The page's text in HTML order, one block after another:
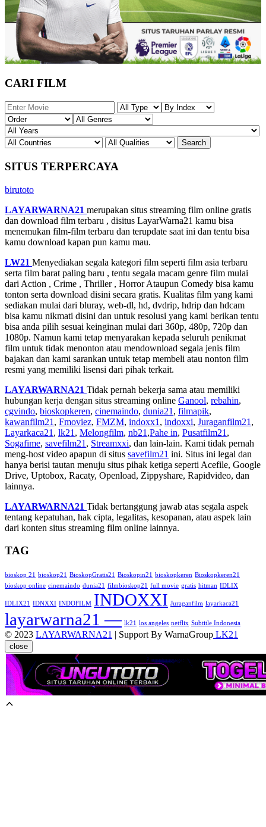
CARI FILM
SITUS TERPERCAYA
birutoto
LAYARWARNA21 merupakan situs streaming film online gratis
dan download film terbaru , disitus LayarWarna21 kamu bisa
menemukan film-film terbaru dan terupdate saat ini dan tentu bisa
kamu download kapan pun kamu mau.
LW21 Menyediakan segala kategori film seperti film asia terbaru
serta film barat paling baru , tentu segala macam genre film mulai
dari Action , Crime , Thriller , Horror Ataupun Comedy bisa kamu
tonton serta download disini secara gratis. Kualitas film yang kami
sediakan mulai dari bluray, web-dl, hd, dvdrip, hdrip dan hdcam
bisa kamu nikmati disini dan untuk resolusi yang kami berikan tentu
bisa anda pilih sesuai keinginan mulai dari 360p, 480p, 720p dan
1080p. Namun kami tetap menyarakan kepada seluruh penikmat
film untuk tidak menonton atau mendownload segala jenis film
bajakan dan kami sarankan untuk tetap membeli atau nonton film
resmi yang memiliki lisensi dari pihak terkait.
LAYARWARNA21 Tidak pernah bekerja sama atau memiliki
hubungan kerja dengan situs streaming online Ganool, rebahin,
cgvindo, bioskopkeren, cinemaindo, dunia21 , filmapik,
kawanfilm21 , Fmoviez, FMZM, indoxx1 , indoxxi, Juraganfilm21 ,
Layarkaca21 , lk21 , Melongfilm, nb21 ,Pahe in, Pusatfilm21 ,
Sogafime, savefilm21 , Streamxxi, dan lain-lain. Kami tidak pernah
meng-host video apapun di situs savefilm21 ini. Situs ini legal dan
hanya berisi tautan menuju situs pihak ketiga seperti Acefile, Google
Drive, Uptobox, Racaty, Openload, Zippyshare, Rapidvideo, dan
lainnya.
LAYARWARNA21 Tidak bertanggung jawab atas segala aspek
tentang kepatuhan, hak cipta, legalitas, kesopanan, atau aspek lain
dari konten situs streaming film online lainnya.
TAG
bioskop 21 bioskop21 BioskopGratis21 Bioskopin21 bioskopkeren Bioskopkeren21
bioskop online cinemaindo dunia21 filmbioskop21 full movie gratis hitman IDLIX
IDLIX21 IDNXXI INDOFILM INDOXXI Juraganfilm layarkaca21
layarwarna21 — lk21 los angeles netflix Subtitle Indonesia
© 2023 LAYARWARNA21 | Support By WarnaGroup LK21
close